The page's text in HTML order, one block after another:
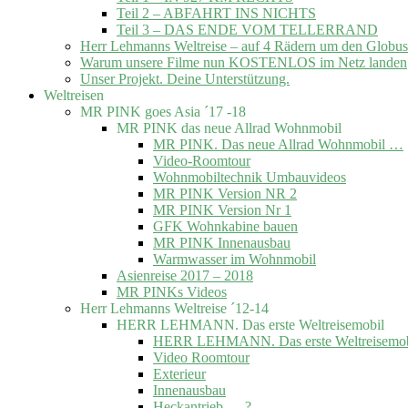
Teil 2 – ABFAHRT INS NICHTS
Teil 3 – DAS ENDE VOM TELLERRAND
Herr Lehmanns Weltreise – auf 4 Rädern um den Globus
Warum unsere Filme nun KOSTENLOS im Netz landen
Unser Projekt. Deine Unterstützung.
Weltreisen
MR PINK goes Asia ´17 -18
MR PINK das neue Allrad Wohnmobil
MR PINK. Das neue Allrad Wohnmobil …
Video-Roomtour
Wohnmobiltechnik Umbauvideos
MR PINK Version NR 2
MR PINK Version Nr 1
GFK Wohnkabine bauen
MR PINK Innenausbau
Warmwasser im Wohnmobil
Asienreise 2017 – 2018
MR PINKs Videos
Herr Lehmanns Weltreise ´12-14
HERR LEHMANN. Das erste Weltreisemobil
HERR LEHMANN. Das erste
Video Roomtour
Exterieur
Innenausbau